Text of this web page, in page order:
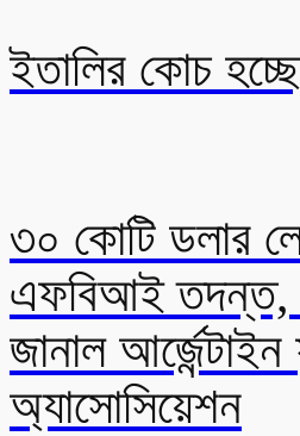
ইতালির কোচ
৩০ কোটি ডলার
এফবিআই তদন্ত,
জানাল
অ্যাসোসিয়েশন